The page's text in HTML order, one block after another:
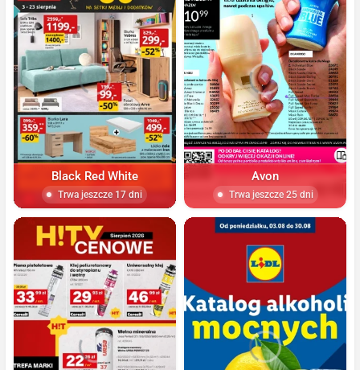
Black Red White
Trwa jeszcze 17 dni
Avon
Trwa jeszcze 25 dni